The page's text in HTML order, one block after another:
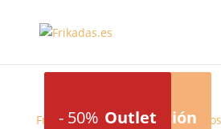
Frikadas/Juegos de mesa/
-20% Liquidación
-20% Liquidación
-50% Outlet